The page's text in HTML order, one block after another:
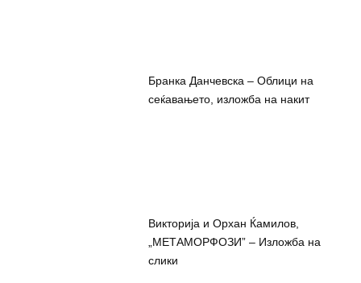
Бранка Данчевска – Облици на
сеќавањето, изложба на накит
Викторија и Орхан Ќамилов,
„МЕТАМОРФОЗИ” – Изложба на
слики